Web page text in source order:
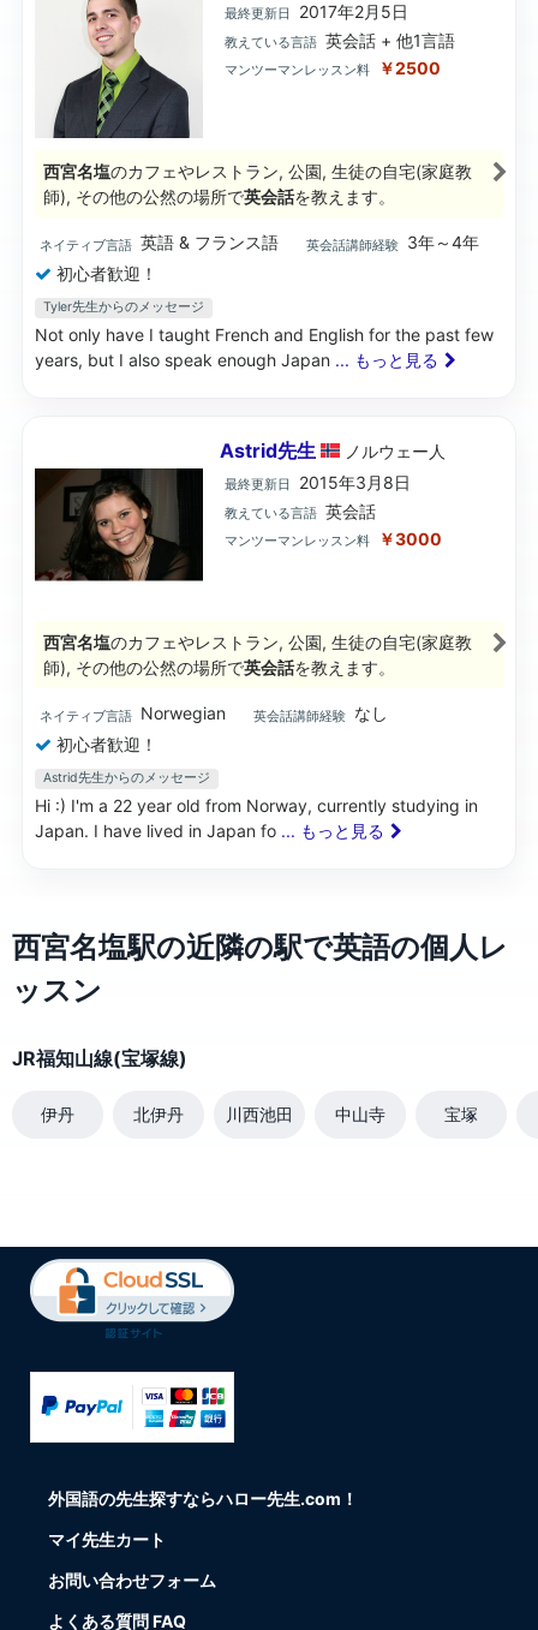
最終更新日 2017年2月5日
教えている言語 英会話 + 他1言語
マンツーマンレッスン料 ￥2500
西宮名塩のカフェやレストラン, 公園, 生徒の自宅(家庭教
師), その他の公然の場所で英会話を教えます。
ネイティブ言語 英語 & フランス語 英会話講師経験
3年～4年
初心者歓迎！
Tyler先生からのメッセージ
Not only have I taught French and English for the past few
years, but I also speak enough Japan ... もっと見る
Astrid先生 ノルウェー 人
最終更新日 2015年3月8日
教えている言語 英会話
マンツーマンレッスン料 ￥3000
西宮名塩のカフェやレストラン, 公園, 生徒の自宅(家庭教
師), その他の公然の場所で英会話を教えます。
ネイティブ言語 Norwegian 英会話講師経験
なし
初心者歓迎！
Astrid先生からのメッセージ
Hi :) I'm a 22 year old from Norway, currently studying in
Japan. I have lived in Japan fo ... もっと見る
西宮名塩駅の近隣の駅で英語の個人レ
ッスン
JR福知山線(宝塚線)
伊丹 北伊丹 川西池田 中山寺 宝塚
外国語の先生探すならハロー先生.com！
マイ先生カート
お問い合わせフォーム
よくある質問 FAQ